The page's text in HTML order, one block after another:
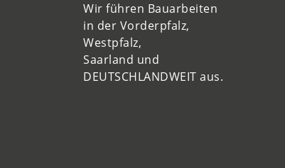
Wir führen Bauarbeiten
in der Vorderpfalz,
Westpfalz,
Saarland und
DEUTSCHLANDWEIT aus.